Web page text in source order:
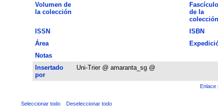
Volumen de
la colección
Fascículo
de la
colección
ISSN
ISBN
Área
Notas
Insertado
por
Uni-Trier @ amaranta_sg @
Enlace
Seleccionar todo Deseleccionar todo